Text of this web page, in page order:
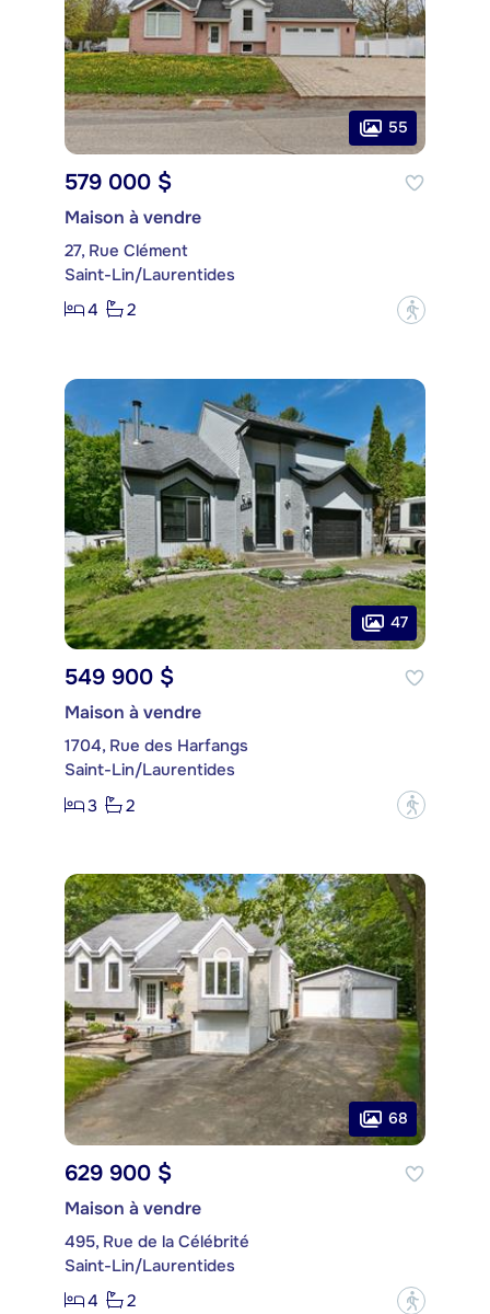
55
579 000 $
Maison à vendre
27, Rue Clément
Saint-Lin/Laurentides
4
2 ?
47
549 900 $
Maison à vendre
1704, Rue des Harfangs
Saint-Lin/Laurentides
3
2 ?
68
629 900 $
Maison à vendre
495, Rue de la Célébrité
Saint-Lin/Laurentides
4
2 ?